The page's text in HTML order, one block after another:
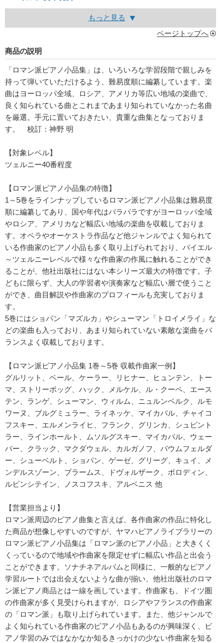
もっと見る
ページトップへ
商品の説明
「ロマン派ピアノ小品集」は、いろいろな学習段階で親しみを
持って弾いていただけるよう、難易度順に編纂しています。楽
曲はヨーロッパ全域、ロシア、アメリカ等広い地域の楽曲で、
良く知られている曲とこれまであまり知られていなかった名曲
を厳選。手元に置いておきたい、貴重な曲集となっておりま
す。 校訂：神野 明
【対象レベル】
ツェルニー40番程度
【ロマン派ピアノ小品集の特徴】
1～5巻をラインナップしているロマン派ピアノ小品集は難易度
順に編纂してあり、国や年代はバラバラですがヨーロッパ全域
やロシア、アメリカなど幅広い地域の楽曲を収載しておりま
す。オペラやオーケストラ作品など他ジャンルでよく知られて
いる作曲家のピアノ小品も多く取り上げられており、バイエル
～ツェルニーレベルで様々な作曲家の作風に触れることができ
ることが、他社出版社にはない本シリーズ最大の特徴です。子
どもに限らず、大人の学習者や演奏家など幅広い層で使うこと
ができ、曲目解説や作曲家のプロフィールも充実しておりま
す。
5巻にはショパン「マズルカ」やシューマン「トロイメライ」な
どの楽曲も入っており、あまり知られていない素敵な楽曲をバ
ランスよく収載しております。
【ロマン派ピアノ小品集 1巻～5巻 収載作曲家一例】
グルリット、ベール、ケーラー、リヒナー、ヒュンテン、トー
マ、ストリーボッグ、ハック、メルケル、ル・クーペ、エース
テン、ランゲ、シューマン、ウィルム、ニュルンベルク、ルモ
ワーヌ、ブルグミュラー、ライネッケ、マイカパル、チャイコ
フスキー、エルメンライヒ、フランク、グリンカ、シュピント
ラー、ラインホールト、ムソルグスキー、マイカパル、ウェー
バー、クラック、マクダウェル、カルガノフ、バウムフェルダ
ー、シューベルト、ショパン、ゲーゼ、グリーグ、キュイ、メ
ンデルスゾーン、ブラームス、ドヴォルザーク、ボロディン、
ルビンシテイン、ノスコフスキ、アルベニス 他
【営業担当より】
ロマン派周辺のピアノ曲集と言えば、各作曲家の作品に特化し
た商品が想像しやすいのですが、ヤマハピアノライブラリーの
ロマン派ピアノ小品集は「ロマン派のピアノ小品」と大きくく
くっているので地域や作曲家を限定せずに幅広い作品と出会う
ことができます。ソナチネアルバムと同様に、一般的なピアノ
学習ルートでは出会えないような曲が揃い、他社出版社のロマ
ン派ピアノ商品とは一線を画しています。作曲家も、ドイツ圏
の作曲家が多く見受けられますが、ロシアやフランスの作曲家
の「ロマン派」も取り上げられています。また、他ジャンルで
よく知られている作曲家のピアノ小品もあるのが興味深く、ピ
アノ学習のみではなかなか知るきっかけの少ない作曲家を知る